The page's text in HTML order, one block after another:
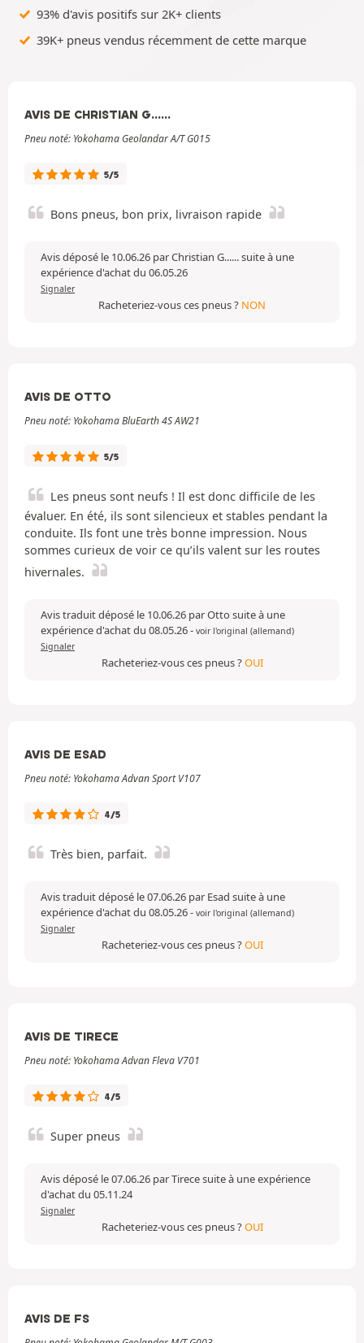
93% d'avis positifs sur 2K+ clients
39K+ pneus vendus récemment de cette marque
AVIS DE CHRISTIAN G......
Pneu noté: Yokohama Geolandar A/T G015
5/5
Bons pneus, bon prix, livraison rapide
Avis déposé le 10.06.26 par Christian G...... suite à une
expérience d'achat du 06.05.26
Signaler
Racheteriez-vous ces pneus ? NON
AVIS DE OTTO
Pneu noté: Yokohama BluEarth 4S AW21
5/5
Les pneus sont neufs ! Il est donc difficile de les
évaluer. En été, ils sont silencieux et stables pendant la
conduite. Ils font une très bonne impression. Nous
sommes curieux de voir ce qu’ils valent sur les routes
hivernales.
Avis traduit déposé le 10.06.26 par Otto suite à une
expérience d'achat du 08.05.26- voir l'original (allemand)
Signaler
Racheteriez-vous ces pneus ?OUI
AVIS DE ESAD
Pneu noté: Yokohama Advan Sport V107
4/5
Très bien, parfait.
Avis traduit déposé le 07.06.26 par Esad suite à une
expérience d'achat du 08.05.26- voir l'original (allemand)
Signaler
Racheteriez-vous ces pneus ?OUI
AVIS DE TIRECE
Pneu noté: Yokohama Advan Fleva V701
4/5
Super pneus
Avis déposé le 07.06.26 par Tirece suite à une expérience
d'achat du 05.11.24
Signaler
Racheteriez-vous ces pneus ?OUI
AVIS DE FS